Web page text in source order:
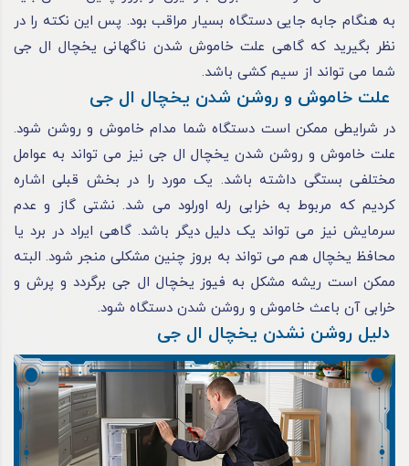
به هنگام جابه‌ جایی دستگاه بسیار مراقب بود. پس این نکته را در
نظر بگیرید که گاهی علت خاموش شدن ناگهانی یخچال ال جی
شما می‌ تواند از سیم‌ کشی باشد.
علت خاموش و روشن شدن یخچال ال جی
در شرایطی ممکن است دستگاه شما مدام خاموش و روشن شود.
علت خاموش و روشن شدن یخچال ال جی نیز می‌ تواند به عوامل
مختلفی بستگی داشته باشد. یک مورد را در بخش قبلی اشاره
کردیم که مربوط به خرابی رله اورلود می‌ شد. نشتی گاز و عدم
سرمایش نیز می‌ تواند یک دلیل دیگر باشد. گاهی ایراد در برد یا
محافظ یخچال هم می‌ تواند به بروز چنین مشکلی منجر شود. البته
ممکن است ریشه مشکل به فیوز یخچال ال جی برگردد و پرش و
خرابی آن باعث خاموش و روشن‌ شدن دستگاه شود.
دلیل روشن نشدن یخچال ال جی